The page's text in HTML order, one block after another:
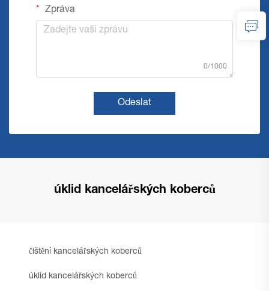
Zpráva
0/1000
Odeslat
úklid kancelářských koberců
čištění kancelářských koberců
úklid kancelářských koberců